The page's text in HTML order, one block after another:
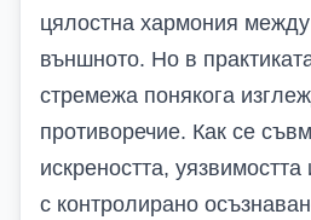
цялостна хармония
външното. Но в
стремежа понякога
противоречие. Как се
искреността,
с контролирано